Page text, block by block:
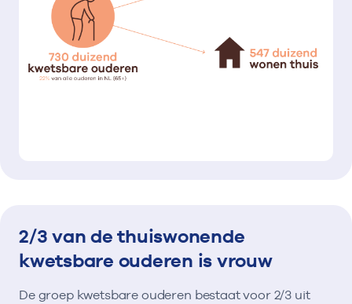
2/3 van de thuiswonende
kwetsbare ouderen is vrouw
De groep kwetsbare ouderen bestaat voor 2/3 uit